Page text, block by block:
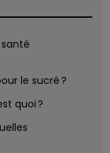
le sucré ?
quoi ?